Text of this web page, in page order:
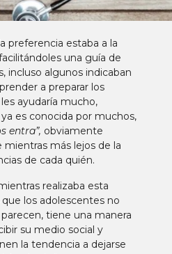
preferencia estaba a la
una guía de
incluso algunos indicaban
a preparar los
ayudaría mucho,
es conocida por muchos,
entra”, obviamente
más lejos de la
de cada quién.
realizaba esta
los adolescentes no
tiene una manera
su medio social y
la tendencia a dejarse